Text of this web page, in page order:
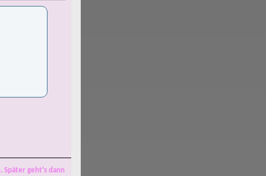
Später geht's dann